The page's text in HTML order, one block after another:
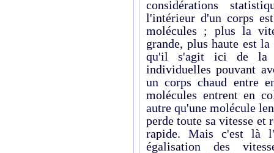
considérations
l'intérieur d'un corps
molécules ; plus la
grande, plus haute est
qu'il s'agit ici de la
individuelles pouvant
un corps chaud entre
molécules entrent en
autre qu'une molécule
perde toute sa vitesse et
rapide. Mais c'est là
égalisation des